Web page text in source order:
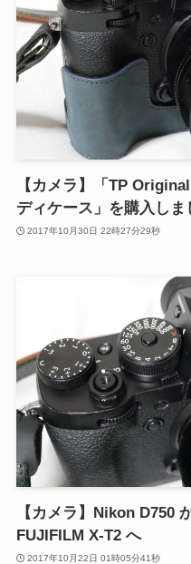
【カメラ】「TP
ディケース」を購入しま
2017年10月30日 22時27分29秒
【カメラ】Nikon D750
FUJIFILM X-T2 へ
2017年10月22日 01時05分41秒